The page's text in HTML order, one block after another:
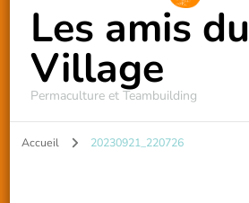
Les amis du
Village
Permaculture et Teambuilding
Accueil 20230921_220726